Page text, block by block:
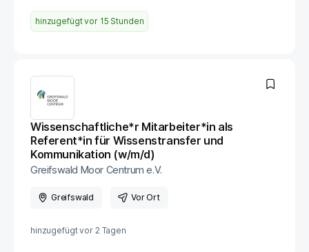
hinzugefügt vor 15 Stunden
Wissenschaftliche*r Mitarbeiter*in als
Referent*in für Wissenstransfer und
Kommunikation (w/m/d)
Greifswald Moor Centrum e.V.
Greifswald Vor Ort
hinzugefügt vor 2 Tagen